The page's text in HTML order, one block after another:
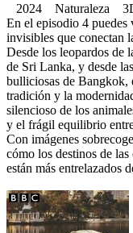
2024 Naturaleza
En el episodio 4
invisibles que conectan
Desde los leopardos de
de Sri Lanka, y desde
bulliciosas de Bangkok,
tradición y la
silencioso de los
y el frágil equilibrio
Con imágenes
cómo los destinos de
están más entrelazados